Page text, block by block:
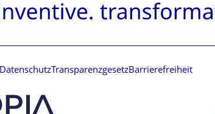
DatenschutzTransparenzgesetzBarrierefreiheit